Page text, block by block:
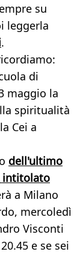
su
leggerla
.
di
maggio la
spiritualità
Cei a
dell'ultimo
intitolato
a Milano
mercoledì
Visconti
e se sei